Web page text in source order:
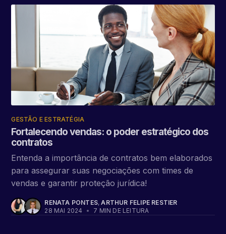
GESTÃO E ESTRATÉGIA
Fortalecendo vendas: o poder estratégico dos
contratos
Entenda a importância de contratos bem elaborados
para assegurar suas negociações com times de
vendas e garantir proteção jurídica!
RENATA PONTES,ARTHUR FELIPE RESTIER
28 MAI 2024
• 7 MIN DE LEITURA